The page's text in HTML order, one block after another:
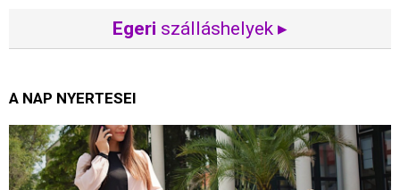
Egeri szálláshelyek ▸
A NAP NYERTESEI